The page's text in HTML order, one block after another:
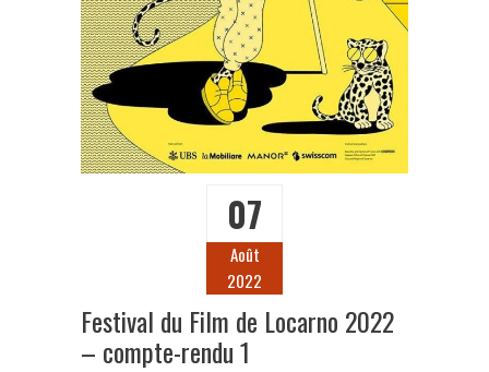
07
Août
2022
Festival du Film de Locarno 2022
– compte-rendu 1